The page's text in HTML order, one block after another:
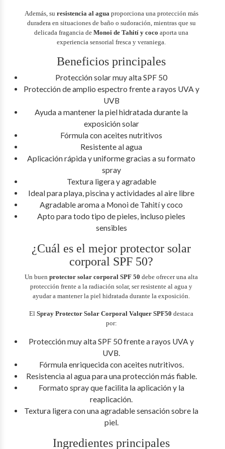
Además, su resistencia al agua proporciona una protección más
duradera en situaciones de baño o sudoración, mientras que su
delicada fragancia deMonoi de Tahití y coco aporta una
experiencia sensorial fresca y veraniega.
Beneficios principales
Protección solar muy alta SPF 50
Protección de amplio espectro frente a rayos UVA y
UVB
Ayuda a mantener la piel hidratada durante la
exposición solar
Fórmula con aceites nutritivos
Resistente al agua
Aplicación rápida y uniforme gracias a su formato
spray
Textura ligera y agradable
Ideal para playa, piscina y actividades al aire libre
Agradable aroma a Monoi de Tahití y coco
Apto para todo tipo de pieles, incluso pieles
sensibles
¿Cuál es el mejor protector solar
corporal SPF 50?
Un buenprotector solar corporal SPF 50 debe ofrecer una alta
protección frente a la radiación solar, ser resistente al agua y
ayudar a mantener la piel hidratada durante la exposición.
ElSpray Protector Solar Corporal Valquer SPF50 destaca
por:
Protección muy alta SPF 50 frente a rayos UVA y
UVB.
Fórmula enriquecida con aceites nutritivos.
Resistencia al agua para una protección más fiable.
Formato spray que facilita la aplicación y la
reaplicación.
Textura ligera con una agradable sensación sobre la
piel.
Ingredientes principales